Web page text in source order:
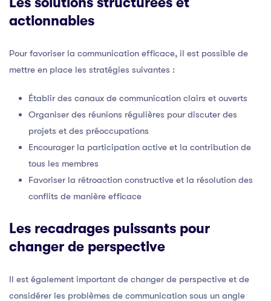
actionnables
Pour favoriser la communication efficace, il est possible de
mettre en place les stratégies suivantes :
Établir des canaux de communication clairs et ouverts
Organiser des réunions régulières pour discuter des
projets et des préoccupations
Encourager la participation active et la contribution de
tous les membres
Favoriser la rétroaction constructive et la résolution des
conflits de manière efficace
Les recadrages puissants pour
changer de perspective
Il est également important de changer de perspective et de
considérer les problèmes de communication sous un angle